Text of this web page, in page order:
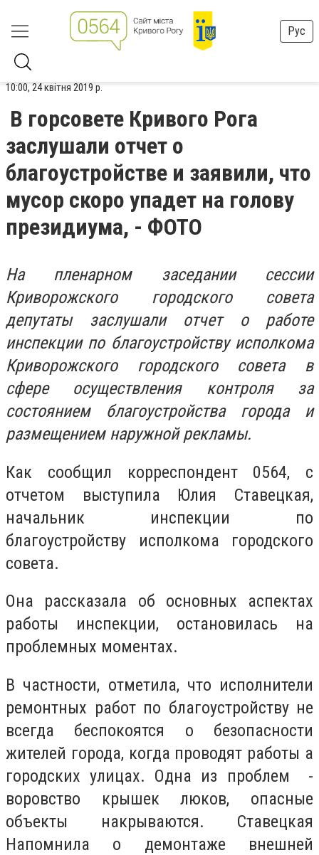
Рус
10:00, 24 квітня 2019 р.
В горсовете Кривого Рога
заслушали отчет о
благоустройстве и заявили, что
мусор скоро упадет на голову
президиума, - ФОТО
На пленарном заседании сессии
Криворожского городского совета
депутаты заслушали отчет о работе
инспекции по благоустройству исполкома
Криворожского городского совета в
сфере осуществления контроля за
состоянием благоустройства города и
размещением наружной рекламы.
Как сообщил корреспондент 0564, с
отчетом выступила Юлия Ставецкая,
начальник инспекции по
благоустройству исполкома городского
совета.
Она рассказала об основных аспектах
работы инспекции, остановилась на
проблемных моментах.
В частности, отметила, что исполнители
ремонтных работ по благоустройству не
всегда беспокоятся о безопасности
жителей города, когда проводят работы а
городских улицах. Одна из проблем -
воровство крышек люков, опасные
объекты накрываются. Ставецкая
Напомнила о демонтаже внешней